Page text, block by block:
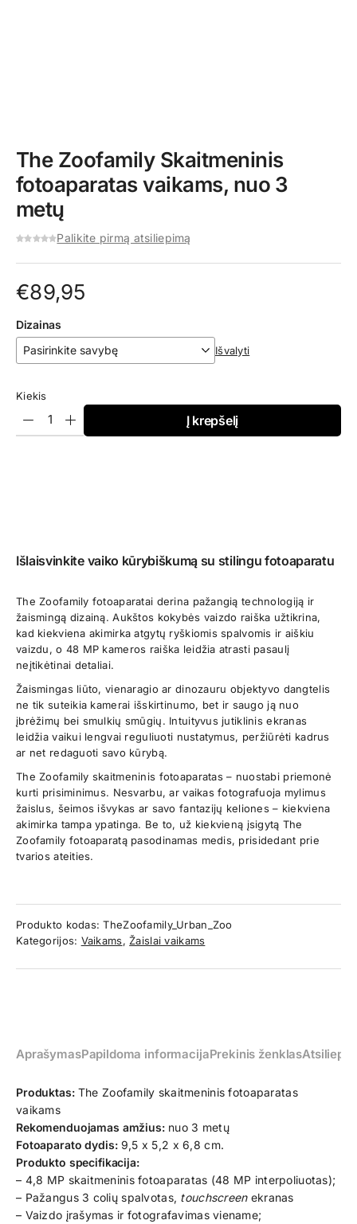
The Zoofamily Skaitmeninis
fotoaparatas vaikams, nuo 3
metų
Palikite pirmą atsiliepimą
€89,95
Dizainas
Išvalyti
Kiekis
Į krepšelį
Išlaisvinkite vaiko kūrybiškumą su stilingu fotoaparatu
The Zoofamily fotoaparatai derina pažangią technologiją ir
žaismingą dizainą. Aukštos kokybės vaizdo raiška užtikrina,
kad kiekviena akimirka atgytų ryškiomis spalvomis ir aiškiu
vaizdu, o 48 MP kameros raiška leidžia atrasti pasaulį
neįtikėtinai detaliai.
Žaismingas liūto, vienaragio ar dinozauru objektyvo dangtelis
ne tik suteikia kamerai išskirtinumo, bet ir saugo ją nuo
įbrėžimų bei smulkių smūgių. Intuityvus jutiklinis ekranas
leidžia vaikui lengvai reguliuoti nustatymus, peržiūrėti kadrus
ar net redaguoti savo kūrybą.
The Zoofamily skaitmeninis fotoaparatas – nuostabi priemonė
kurti prisiminimus. Nesvarbu, ar vaikas fotografuoja mylimus
žaislus, šeimos išvykas ar savo fantazijų keliones – kiekviena
akimirka tampa ypatinga. Be to, už kiekvieną įsigytą The
Zoofamily fotoaparatą pasodinamas medis, prisidedant prie
tvarios ateities.
Produkto kodas:TheZoofamily_Urban_Zoo
Kategorijos: Vaikams,Žaislai vaikams
AprašymasPapildoma informacijaPrekinis ženklas
Produktas:The Zoofamily skaitmeninis fotoaparatas
vaikams
Rekomenduojamas amžius:nuo 3 metų
Fotoaparato dydis:9,5 x 5,2 x 6,8 cm.
Produkto specifikacija:
– 4,8 MP skaitmeninis fotoaparatas (48 MP interpoliuotas);
– Pažangus 3 colių spalvotas, touchscreen ekranas
– Vaizdo įrašymas ir fotografavimas viename;